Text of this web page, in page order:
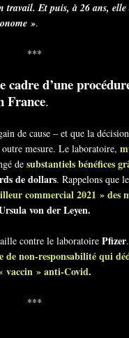
travail. Et puis, à 26 ans,
».
***
cadre d’une
France.
de cause – et que la
outre mesure. Le laboratoire,
de substantiels bénéfices
de dollars. Rappelons que le
commercial 2021 » des
von der Leyen.
contre le laboratoire Pfizer
de non-responsabilité qui
vaccin » anti-Covid.
***